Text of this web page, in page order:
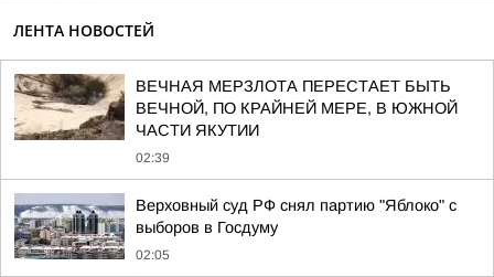
ЛЕНТА НОВОСТЕЙ
ВЕЧНАЯ МЕРЗЛОТА ПЕРЕСТАЕТ БЫТЬ
ВЕЧНОЙ, ПО КРАЙНЕЙ МЕРЕ, В ЮЖНОЙ
ЧАСТИ ЯКУТИИ
02:39
Верховный суд РФ снял партию "Яблоко" с
выборов в Госдуму
02:05